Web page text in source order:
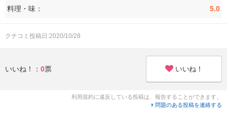
料理・味： 5.0
クチコミ投稿日:2020/10/28
いいね！： 0票 いいね！
利用規約に違反している投稿は、報告することができます。
問題のある投稿を連絡する